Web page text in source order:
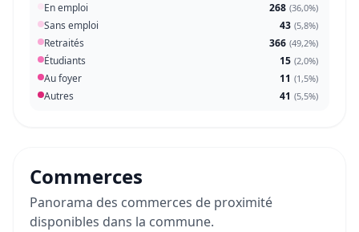
En emploi 268 (36,0%)
Sans emploi 43 (5,8%)
Retraités 366 (49,2%)
Étudiants 15 (2,0%)
Au foyer 11 (1,5%)
Autres 41 (5,5%)
Commerces
Panorama des commerces de proximité
disponibles dans la commune.